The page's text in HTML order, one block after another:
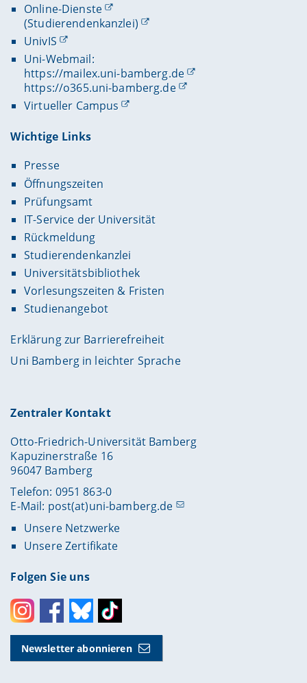
Online-Dienste
(Studierendenkanzlei)
UnivIS
Uni-Webmail:
https://mailex.uni-bamberg.de
https://o365.uni-bamberg.de
Virtueller Campus
Wichtige Links
Presse
Öffnungszeiten
Prüfungsamt
IT-Service der Universität
Rückmeldung
Studierendenkanzlei
Universitätsbibliothek
Vorlesungszeiten & Fristen
Studienangebot
Erklärung zur Barrierefreiheit
Uni Bamberg in leichter Sprache
Zentraler Kontakt
Otto-Friedrich-Universität Bamberg
Kapuzinerstraße 16
96047 Bamberg
Telefon: 0951 863-0
E-Mail: post(at)uni-bamberg.de
Unsere Netzwerke
Unsere Zertifikate
Folgen Sie uns
InstagramFacebookBlueskyToktok
Newsletter abonnieren